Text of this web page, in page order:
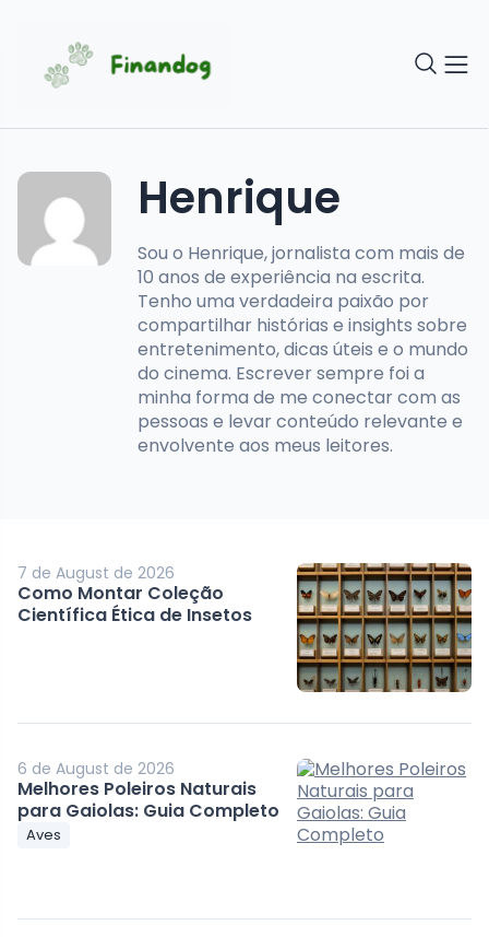
Henrique
Sou o Henrique, jornalista com mais de
10 anos de experiência na escrita.
Tenho uma verdadeira paixão por
compartilhar histórias e insights sobre
entretenimento, dicas úteis e o mundo
do cinema. Escrever sempre foi a
minha forma de me conectar com as
pessoas e levar conteúdo relevante e
envolvente aos meus leitores.
7 de August de 2026
Como Montar Coleção
Científica Ética de Insetos
6 de August de 2026
Melhores Poleiros Naturais
para Gaiolas: Guia Completo
Aves